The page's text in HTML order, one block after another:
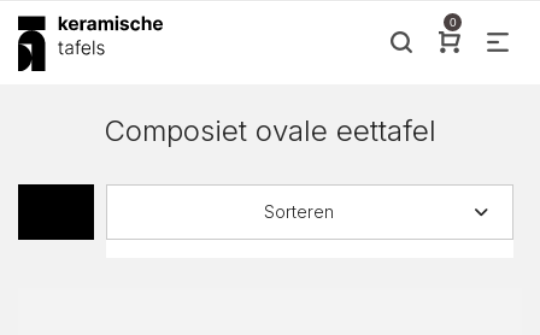
0
Composiet ovale eettafel
Sorteren